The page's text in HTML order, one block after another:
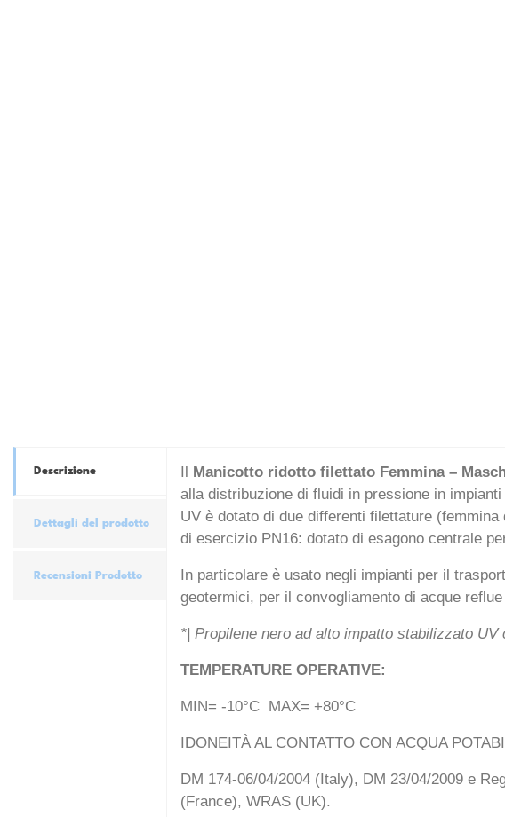
Descrizione
Dettagli del prodotto
Recensioni Prodotto
Il Manicotto ridotto filettato Femmina –
alla distribuzione di fluidi in pressione in
UV è dotato di due differenti filettature
di esercizio PN16: dotato di esagono centrale
In particolare è usato negli impianti per il
geotermici, per il convogliamento di acque
*| Propilene nero ad alto impatto stabilizzato
TEMPERATURE OPERATIVE:
MIN= -10°C MAX= +80°C
IDONEITÀ AL CONTATTO CON ACQUA
DM 174-06/04/2004 (Italy), DM 23/04/2009 e
(France), WRAS (UK).